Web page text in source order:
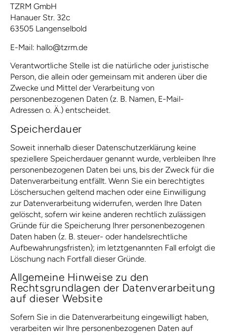
TZRM GmbH
Hanauer Str. 32c
63505 Langenselbold
E-Mail: hallo@tzrm.de
Verantwortliche Stelle ist die natürliche oder juristische
Person, die allein oder gemeinsam mit anderen über die
Zwecke und Mittel der Verarbeitung von
personenbezogenen Daten (z. B. Namen, E-Mail-
Adressen o. Ä.) entscheidet.
Speicherdauer
Soweit innerhalb dieser Datenschutzerklärung keine
speziellere Speicherdauer genannt wurde, verbleiben Ihre
personenbezogenen Daten bei uns, bis der Zweck für die
Datenverarbeitung entfällt. Wenn Sie ein berechtigtes
Löschersuchen geltend machen oder eine Einwilligung
zur Datenverarbeitung widerrufen, werden Ihre Daten
gelöscht, sofern wir keine anderen rechtlich zulässigen
Gründe für die Speicherung Ihrer personenbezogenen
Daten haben (z. B. steuer- oder handelsrechtliche
Aufbewahrungsfristen); im letztgenannten Fall erfolgt die
Löschung nach Fortfall dieser Gründe.
Allgemeine Hinweise zu den
Rechtsgrundlagen der Datenverarbeitung
auf dieser Website
Sofern Sie in die Datenverarbeitung eingewilligt haben,
verarbeiten wir Ihre personenbezogenen Daten auf